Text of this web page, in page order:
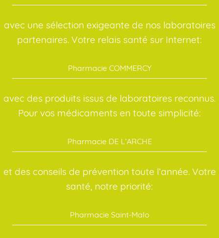
avec une sélection exigeante de nos laboratoires
partenaires. Votre relais santé sur Internet:
Pharmacie COMMERCY
avec des produits issus de laboratoires reconnus.
Pour vos médicaments en toute simplicité:
Pharmacie DE L’ARCHE
et des conseils de prévention toute l’année. Votre
santé, notre priorité:
Pharmacie Saint-Malo